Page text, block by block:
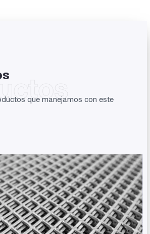
que manejamos con este